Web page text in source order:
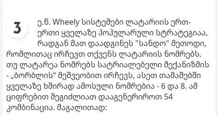
ე.წ. Wheely სისტემები ლატარიის ერთ-
ერთი ყველაზე პოპულარული სტრატეგიაა,
რადგან მათ დაადგინეს "სანდო" მეთოდი,
რომლითაც ირჩევთ თქვენს ლატარიის ნომრებს.
თუ ლატარეა ნომრებს სატრიალებელი მექანიზმის
- „ბორბლის“ მეშვეობით ირჩევს, ასეთ თამაშებში
ყველაზე ხშირად ამოსული ნომრებია - 6 და 8. ამ
ციფრებით შეგიძლიათ დააგენერიროთ 54
კომბინაცია. მაგალითად: